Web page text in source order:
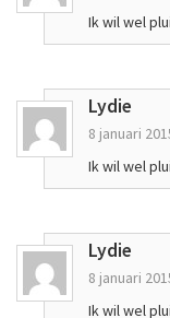
Ik wil wel
Lydie
8 januari
Ik wil wel
Lydie
8 januari
Ik wil wel